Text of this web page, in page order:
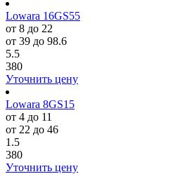
Lowara 16GS55
от 8 до 22
от 39 до 98.6
5.5
380
Уточнить цену
Lowara 8GS15
от 4 до 11
от 22 до 46
1.5
380
Уточнить цену